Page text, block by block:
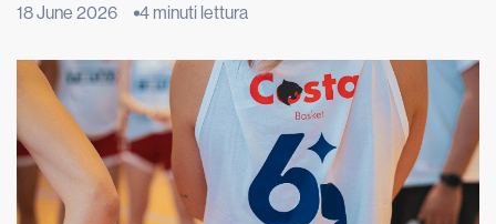
l’ambiente che ci circonda. A confermarlo i dati più recenti della
the Global Climate 2025” ha indicato gli ultimi undici […]
18 June 2026 4 minuti lettura